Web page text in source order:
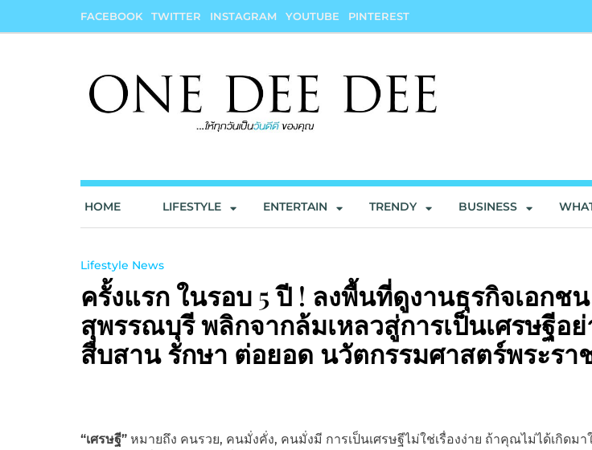
FACEBOOK TWITTER INSTAGRAM YOUTUBE PINTEREST
HOME LIFESTYLE ENTERTAIN TRENDY BUSINESS
Lifestyle News
ครั้งแรก ในรอบ 5 ปี ! ลงพื้นที่ดูงานธุรกิจเอกช
สุพรรณบุรี พลิกจากล้มเหลวสู่การเป็นเศรษฐีอ
สืบสาน รักษา ต่อยอด นวัตกรรมศาสตร์พระรา
“เศรษฐี”หมายถึง คนรวย, คนมั่งคั่ง, คนมั่งมี การเป็นเศรษฐีไม่ใช่เรื่องง่าย ถ้าคุณไม่ได้เกิดม